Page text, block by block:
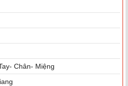
Chân- Miệng